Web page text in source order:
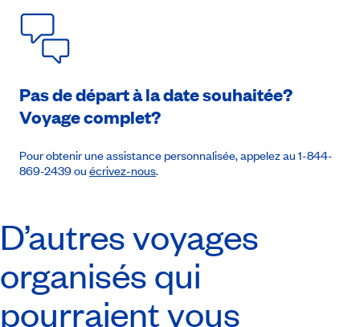
Pas de départ à la date souhaitée?
Voyage complet?
Pour obtenir une assistance personnalisée, appelez au 1-844-
869-2439 ou écrivez-nous.
D’autres voyages
organisés qui
pourraient vous